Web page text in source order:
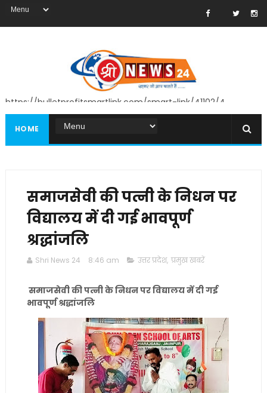
https://bulletprofitsmartlink.com/smart-link/41102/4
HOME
समाजसेवी की पत्नी के निधन पर
विद्यालय में दी गई भावपूर्ण
श्रद्धांजलि
Shri News 24 8:46 am उत्तर प्रदेश, प्रमुख खबरें
समाजसेवी की पत्नी के निधन पर विद्यालय में दी गई
भावपूर्ण श्रद्धांजलि